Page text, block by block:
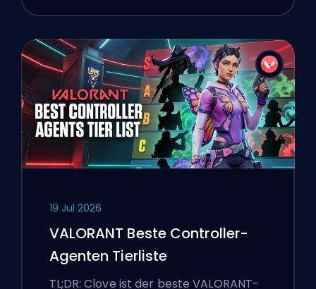
19 Jul 2026
VALORANT Beste Controller-
Agenten Tierliste
TL;DR: Clove ist der beste VALORANT-